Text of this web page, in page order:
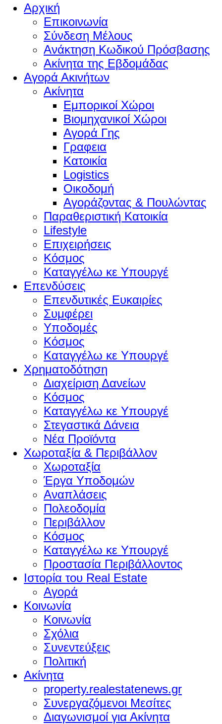
Αρχική
Επικοινωνία
Σύνδεση Μέλους
Ανάκτηση Κωδικού Πρόσβασης
Ακίνητα της Εβδομάδας
Αγορά Ακινήτων
Ακίνητα
Εμπορικοί Χώροι
Βιομηχανικοί Χώροι
Αγορά Γης
Γραφεια
Κατοικία
Logistics
Οικοδομή
Αγοράζοντας & Πουλώντας
Παραθεριστική Κατοικία
Lifestyle
Επιχειρήσεις
Κόσμος
Καταγγέλω κε Υπουργέ
Επενδύσεις
Επενδυτικές Ευκαιρίες
Συμφέρει
Υποδομές
Κόσμος
Καταγγέλω κε Υπουργέ
Χρηματοδότηση
Διαχείριση Δανείων
Κόσμος
Καταγγέλω κε Υπουργέ
Στεγαστικά Δάνεια
Νέα Προϊόντα
Χωροταξία & Περιβάλλον
Χωροταξία
Έργα Υποδομών
Αναπλάσεις
Πολεοδομία
Περιβάλλον
Κόσμος
Καταγγέλω κε Υπουργέ
Προστασία Περιβάλλοντος
Ιστορία του Real Estate
Αγορά
Κοινωνία
Κοινωνία
Σχόλια
Συνεντεύξεις
Πολιτική
Ακίνητα
property.realestatenews.gr
Συνεργαζόμενοι Μεσίτες
Διαγωνισμοί για Ακίνητα